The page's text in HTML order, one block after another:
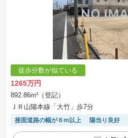
徒歩分数が似ている
1265万円
892.86m²（登記）
ＪＲ山陽本線「大竹」歩7分
接面道路の幅が６m以上 陽当り良好